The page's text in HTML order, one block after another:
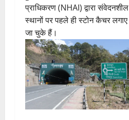
प्राधिकरण (NHAI) द्वारा संवेदनशील
स्थानों पर पहले ही स्टोन कैचर लगाए
जा चुके हैं।